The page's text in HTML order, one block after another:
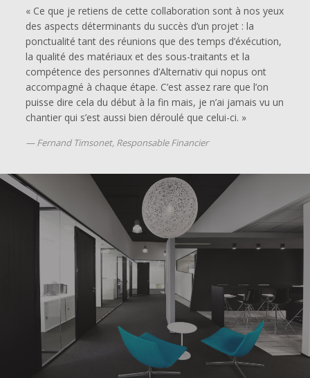
« Ce que je retiens de cette collaboration sont à nos yeux
des aspects déterminants du succès d’un projet : la
ponctualité tant des réunions que des temps d’éxécution,
la qualité des matériaux et des sous-traitants et la
compétence des personnes d’Alternativ qui nopus ont
accompagné à chaque étape. C’est assez rare que l’on
puisse dire cela du début à la fin mais, je n’ai jamais vu un
chantier qui s’est aussi bien déroulé que celui-ci. »
Fernand Timsonet, Responsable Financier